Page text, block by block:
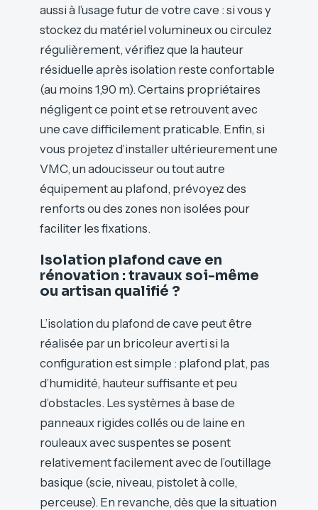
aussi à l’usage futur de votre cave : si vous y
stockez du matériel volumineux ou circulez
régulièrement, vérifiez que la hauteur
résiduelle après isolation reste confortable
(au moins 1,90 m). Certains propriétaires
négligent ce point et se retrouvent avec
une cave difficilement praticable. Enfin, si
vous projetez d’installer ultérieurement une
VMC, un adoucisseur ou tout autre
équipement au plafond, prévoyez des
renforts ou des zones non isolées pour
faciliter les fixations.
Isolation plafond cave en
rénovation : travaux soi-même
ou artisan qualifié ?
L’isolation du plafond de cave peut être
réalisée par un bricoleur averti si la
configuration est simple : plafond plat, pas
d’humidité, hauteur suffisante et peu
d’obstacles. Les systèmes à base de
panneaux rigides collés ou de laine en
rouleaux avec suspentes se posent
relativement facilement avec de l’outillage
basique (scie, niveau, pistolet à colle,
perceuse). En revanche, dès que la situation